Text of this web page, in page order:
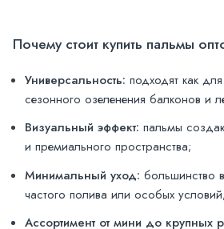
Почему стоит купить пальмы
Универсальность: подходят как
сезонного озеленения балконов и
Визуальный эффект: пальмы
и премиального пространства;
Минимальный уход: большинство
частого полива или особых условий;
Ассортимент от мини до крупных